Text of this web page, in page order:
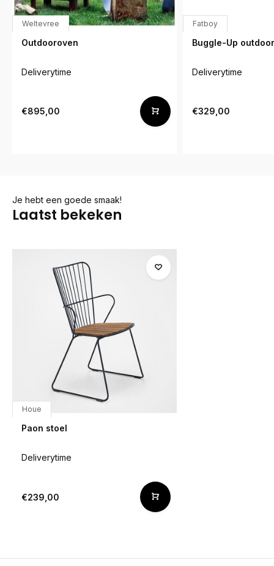
Weltevree
Outdooroven
Deliverytime
€895,00
Fatboy
Buggle-Up outdoor
Deliverytime
€329,00
Je hebt een goede smaak!
Laatst bekeken
Houe
Paon stoel
Deliverytime
€239,00